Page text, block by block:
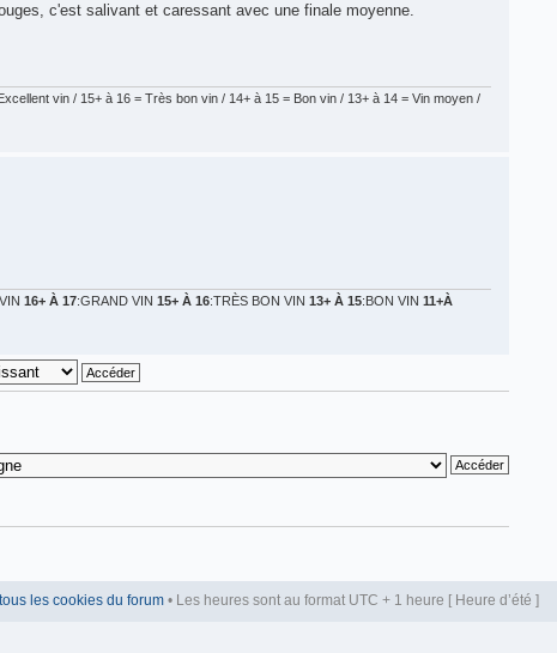
c'est salivant et caressant avec une finale moyenne.
vin / 15+ à 16 = Très bon vin / 14+ à 15 = Bon vin / 13+ à 14 = Vin moyen /
16+ À 17:GRAND VIN 15+ À 16:TRÈS BON VIN 13+ À 15:BON VIN 11+À
les cookies du forum • Les heures sont au format UTC + 1 heure [ Heure d’été ]